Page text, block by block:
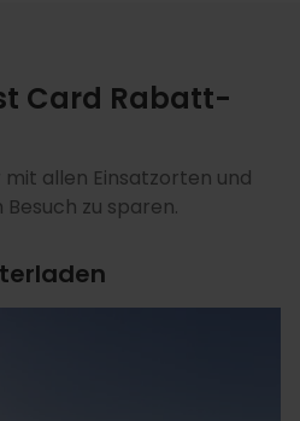
Card Rabatt-
allen Einsatzorten und
zu sparen.